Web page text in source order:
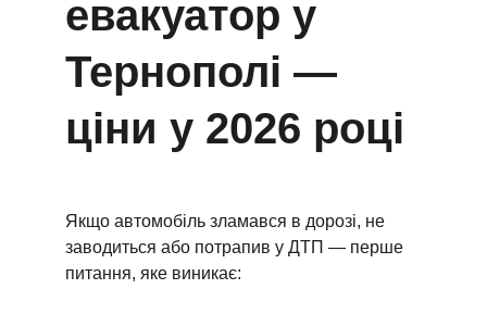
евакуатор у
Тернополі —
ціни у 2026 році
Якщо автомобіль зламався в дорозі, не
заводиться або потрапив у ДТП — перше
питання, яке виникає: